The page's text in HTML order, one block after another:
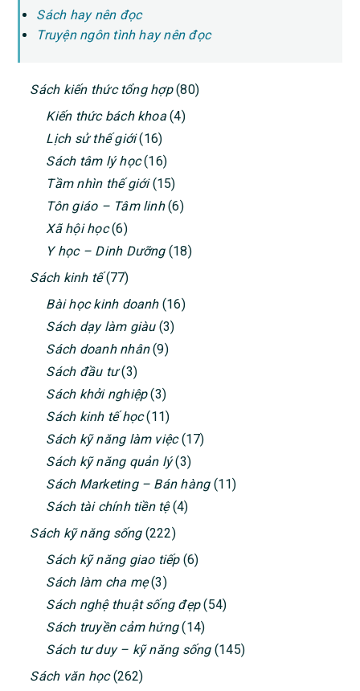
Sách hay nên đọc
Truyện ngôn tình hay nên đọc
PRIMARY
SIDEBAR
Sách kiến thức tổng hợp(80)
Kiến thức bách khoa(4)
Lịch sử thế giới(16)
Sách tâm lý học(16)
Tầm nhìn thế giới(15)
Tôn giáo – Tâm linh(6)
Xã hội học(6)
Y học – Dinh Dưỡng(18)
Sách kinh tế(77)
Bài học kinh doanh(16)
Sách dạy làm giàu(3)
Sách doanh nhân(9)
Sách đầu tư(3)
Sách khởi nghiệp(3)
Sách kinh tế học(11)
Sách kỹ năng làm việc(17)
Sách kỹ năng quản lý(3)
Sách Marketing – Bán hàng(11)
Sách tài chính tiền tệ(4)
Sách kỹ năng sống(222)
Sách kỹ năng giao tiếp(6)
Sách làm cha mẹ(3)
Sách nghệ thuật sống đẹp(54)
Sách truyền cảm hứng(14)
Sách tư duy – kỹ năng sống(145)
Sách văn học(262)